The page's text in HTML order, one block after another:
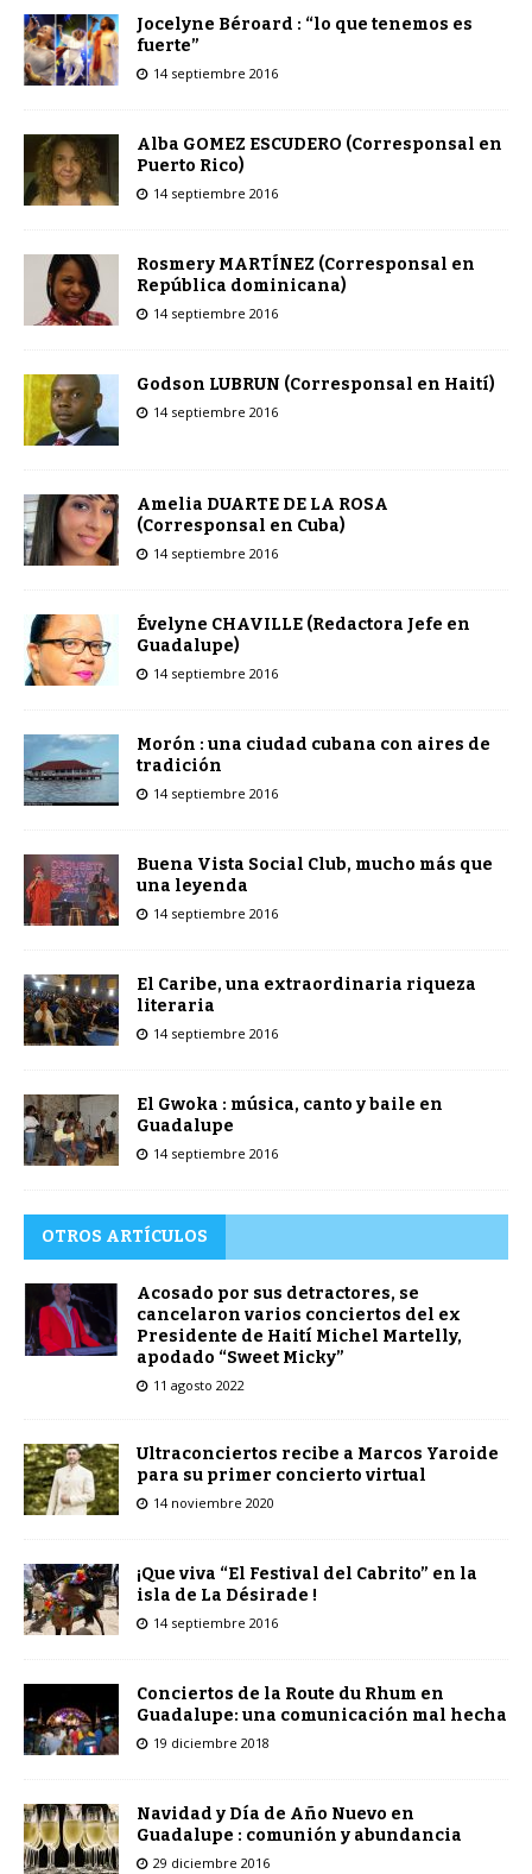
Jocelyne Béroard : “lo que tenemos es
fuerte”
14 septiembre 2016
Alba GOMEZ ESCUDERO (Corresponsal en
Puerto Rico)
14 septiembre 2016
Rosmery MARTÍNEZ (Corresponsal en
República dominicana)
14 septiembre 2016
Godson LUBRUN (Corresponsal en Haití)
14 septiembre 2016
Amelia DUARTE DE LA ROSA
(Corresponsal en Cuba)
14 septiembre 2016
Évelyne CHAVILLE (Redactora Jefe en
Guadalupe)
14 septiembre 2016
Morón : una ciudad cubana con aires de
tradición
14 septiembre 2016
Buena Vista Social Club, mucho más que
una leyenda
14 septiembre 2016
El Caribe, una extraordinaria riqueza
literaria
14 septiembre 2016
El Gwoka : música, canto y baile en
Guadalupe
14 septiembre 2016
OTROS ARTÍCULOS
Acosado por sus detractores, se
cancelaron varios conciertos del ex
Presidente de Haití Michel Martelly,
apodado “Sweet Micky”
11 agosto 2022
Ultraconciertos recibe a Marcos Yaroide
para su primer concierto virtual
14 noviembre 2020
¡Que viva “El Festival del Cabrito” en la
isla de La Désirade !
14 septiembre 2016
Conciertos de la Route du Rhum en
Guadalupe: una comunicación mal hecha
19 diciembre 2018
Navidad y Día de Año Nuevo en
Guadalupe : comunión y abundancia
29 diciembre 2016